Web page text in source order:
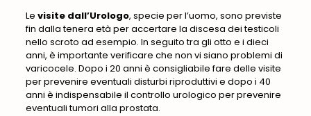
Le visite dall’Urologo, specie per l’uomo, sono previste
fin dalla tenera età per accertare la discesa dei testicoli
nello scroto ad esempio. In seguito tra gli otto e i dieci
anni, è importante verificare che non vi siano problemi di
varicocele. Dopo i 20 anni è consigliabile fare delle visite
per prevenire eventuali disturbi riproduttivi e dopo i 40
anni è indispensabile il controllo urologico per prevenire
eventuali tumori alla prostata.